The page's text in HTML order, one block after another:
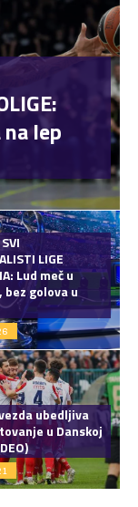
lep
LIGE
Lud meč u
bez golova u
ubedljiva
u Danskoj